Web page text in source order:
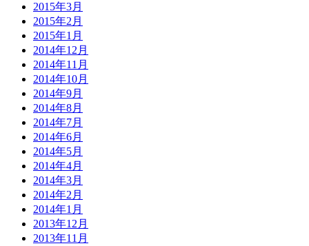
2015年3月
2015年2月
2015年1月
2014年12月
2014年11月
2014年10月
2014年9月
2014年8月
2014年7月
2014年6月
2014年5月
2014年4月
2014年3月
2014年2月
2014年1月
2013年12月
2013年11月